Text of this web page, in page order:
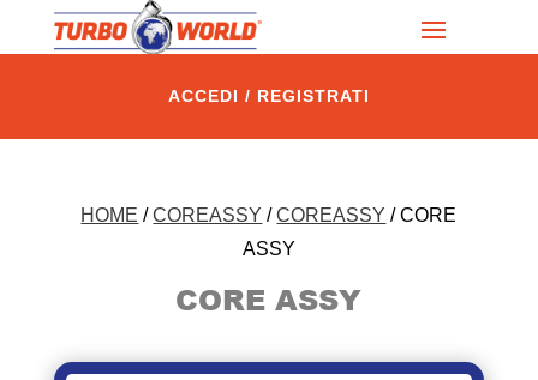
ACCEDI / REGISTRATI
HOME /COREASSY /COREASSY / CORE
ASSY
CORE ASSY